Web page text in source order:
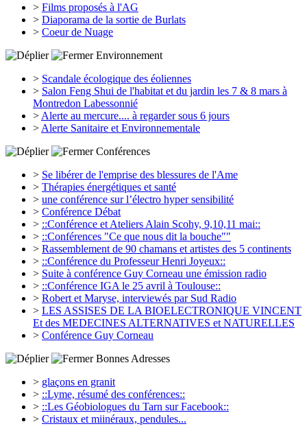
> Films proposés à l'AG
> Diaporama de la sortie de Burlats
> Coeur de Nuage
Environnement
> Scandale écologique des éoliennes
> Salon Feng Shui de l'habitat et du jardin les 7 & 8 mars à
Montredon Labessonnié
> Alerte au mercure.... à regarder sous 6 jours
> Alerte Sanitaire et Environnementale
Conférences
> Se libérer de l'emprise des blessures de l'Ame
> Thérapies énergétiques et santé
> une conférence sur l’électro hyper sensibilité
> Conférence Débat
> ::Conférence et Ateliers Alain Scohy, 9,10,11 mai::
> ::Conférences "Ce que nous dit la bouche""
> Rassemblement de 90 chamans et artistes des 5 continents
> ::Conférence du Professeur Henri Joyeux::
> Suite à conférence Guy Corneau une émission radio
> ::Conférence IGA le 25 avril à Toulouse::
> Robert et Maryse, interviewés par Sud Radio
> LES ASSISES DE LA BIOELECTRONIQUE VINCENT
Et des MEDECINES ALTERNATIVES et NATURELLES
> Conférence Guy Corneau
Bonnes Adresses
> glaçons en granit
> ::Lyme, résumé des conférences::
> ::Les Géobiologues du Tarn sur Facebook::
> Cristaux et miinéraux, pendules...